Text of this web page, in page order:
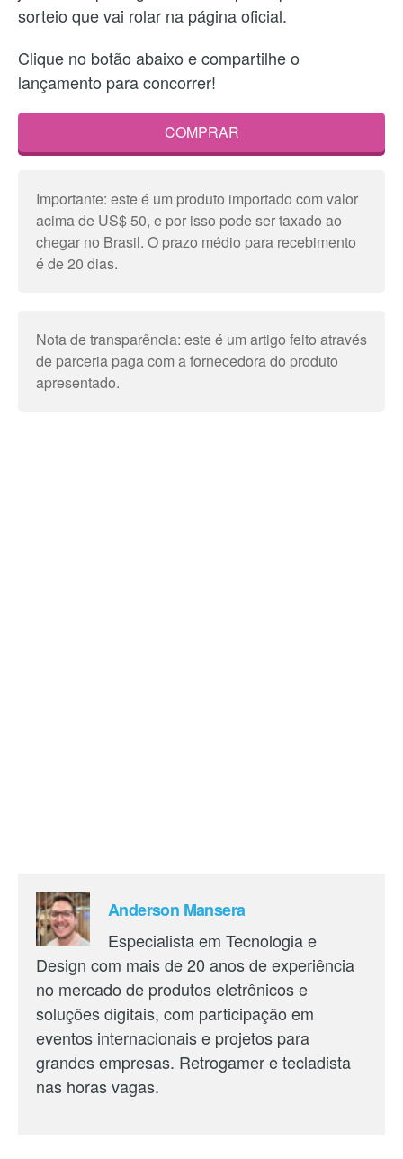
sorteio que vai rolar na página oficial.
Clique no botão abaixo e compartilhe o
lançamento para concorrer!
COMPRAR
Importante: este é um produto importado com valor
acima de US$ 50, e por isso pode ser taxado ao
chegar no Brasil. O prazo médio para recebimento
é de 20 dias.
Nota de transparência: este é um artigo feito através
de parceria paga com a fornecedora do produto
apresentado.
Anderson Mansera
Especialista em Tecnologia e
Design com mais de 20 anos de experiência
no mercado de produtos eletrônicos e
soluções digitais, com participação em
eventos internacionais e projetos para
grandes empresas. Retrogamer e tecladista
nas horas vagas.